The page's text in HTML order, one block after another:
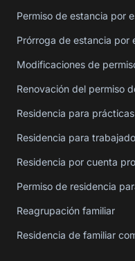
Permiso de estancia por
Prórroga de estancia por
Modificaciones de
Renovación del permiso
Residencia para prácticas
Residencia para
Residencia por cuenta
Permiso de residencia
Reagrupación familiar
Residencia de familiar